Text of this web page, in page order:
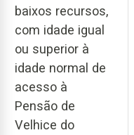
baixos recursos,
com idade igual
ou superior à
idade normal de
acesso à
Pensão de
Velhice do